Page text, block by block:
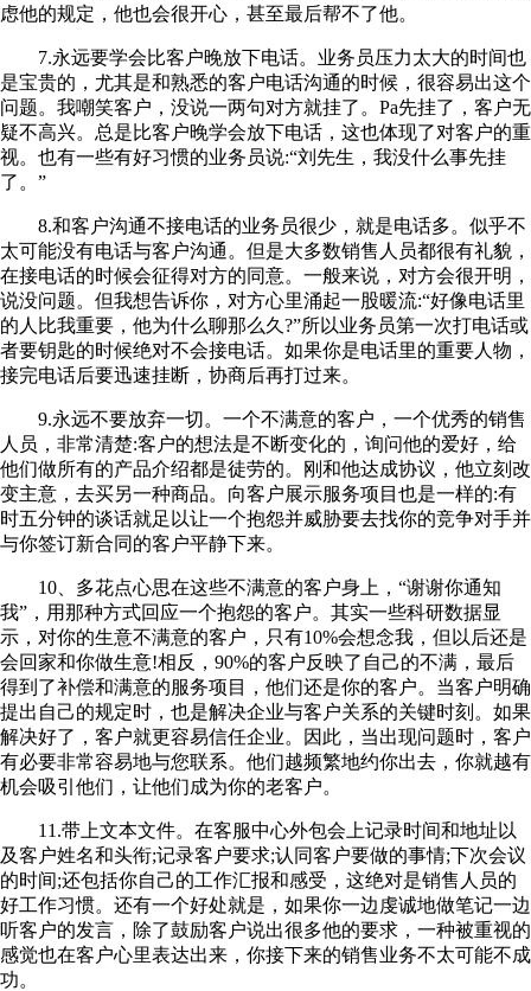
虑他的规定，他也会很开心，甚至最后帮不了他。
7.永远要学会比客户晚放下电话。业务员压力太大的时间也
是宝贵的，尤其是和熟悉的客户电话沟通的时候，很容易出这个
问题。我嘲笑客户，没说一两句对方就挂了。Pa先挂了，客户无
疑不高兴。总是比客户晚学会放下电话，这也体现了对客户的重
视。也有一些有好习惯的业务员说:“刘先生，我没什么事先挂
了。”
8.和客户沟通不接电话的业务员很少，就是电话多。似乎不
太可能没有电话与客户沟通。但是大多数销售人员都很有礼貌，
在接电话的时候会征得对方的同意。一般来说，对方会很开明，
说没问题。但我想告诉你，对方心里涌起一股暖流:“好像电话里
的人比我重要，他为什么聊那么久?”所以业务员第一次打电话或
者要钥匙的时候绝对不会接电话。如果你是电话里的重要人物，
接完电话后要迅速挂断，协商后再打过来。
9.永远不要放弃一切。一个不满意的客户，一个优秀的销售
人员，非常清楚:客户的想法是不断变化的，询问他的爱好，给
他们做所有的产品介绍都是徒劳的。刚和他达成协议，他立刻改
变主意，去买另一种商品。向客户展示服务项目也是一样的:有
时五分钟的谈话就足以让一个抱怨并威胁要去找你的竞争对手并
与你签订新合同的客户平静下来。
10、多花点心思在这些不满意的客户身上，“谢谢你通知
我”，用那种方式回应一个抱怨的客户。其实一些科研数据显
示，对你的生意不满意的客户，只有10%会想念我，但以后还是
会回家和你做生意!相反，90%的客户反映了自己的不满，最后
得到了补偿和满意的服务项目，他们还是你的客户。当客户明确
提出自己的规定时，也是解决企业与客户关系的关键时刻。如果
解决好了，客户就更容易信任企业。因此，当出现问题时，客户
有必要非常容易地与您联系。他们越频繁地约你出去，你就越有
机会吸引他们，让他们成为你的老客户。
11.带上文本文件。在客服中心外包会上记录时间和地址以
及客户姓名和头衔;记录客户要求;认同客户要做的事情;下次会议
的时间;还包括你自己的工作汇报和感受，这绝对是销售人员的
好工作习惯。还有一个好处就是，如果你一边虔诚地做笔记一边
听客户的发言，除了鼓励客户说出很多他的要求，一种被重视的
感觉也在客户心里表达出来，你接下来的销售业务不太可能不成
功。